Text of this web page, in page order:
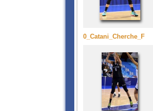
0_Catani_Cherche_F